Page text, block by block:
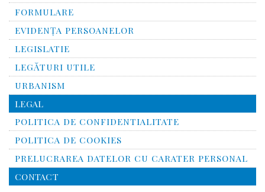
FORMULARE
EVIDENȚA PERSOANELOR
LEGISLATIE
LEGĂTURI UTILE
URBANISM
LEGAL
POLITICA DE CONFIDENTIALITATE
POLITICA DE COOKIES
PRELUCRAREA DATELOR CU CARATER PERSONAL
CONTACT